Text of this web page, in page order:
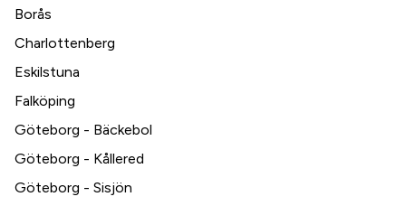
Borås
Charlottenberg
Eskilstuna
Falköping
Göteborg - Bäckebol
Göteborg - Kållered
Göteborg - Sisjön